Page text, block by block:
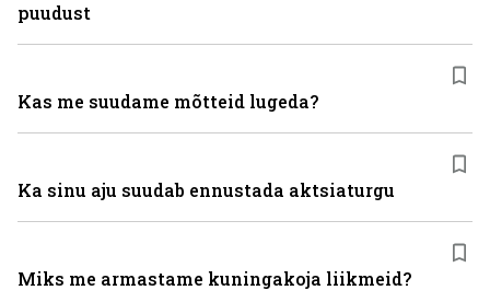
puudust
Kas me suudame mõtteid lugeda?
Ka sinu aju suudab ennustada aktsiaturgu
Miks me armastame kuningakoja liikmeid?